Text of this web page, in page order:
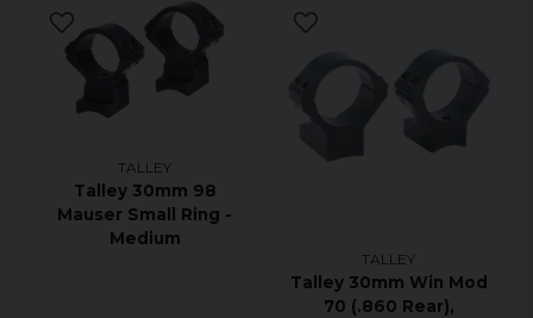
TALLEY
Talley 30mm 98
Mauser Small Ring -
Medium
TALLEY
Talley 30mm Win Mod
70 (.860 Rear),